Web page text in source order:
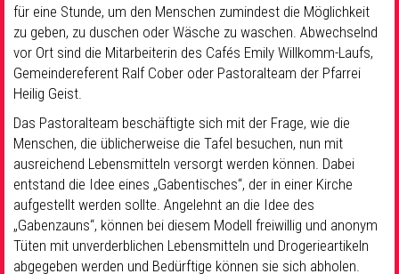
für eine Stunde, um den Menschen zumindest die Möglichkeit
zu geben, zu duschen oder Wäsche zu waschen. Abwechselnd
vor Ort sind die Mitarbeiterin des Cafés Emily Willkomm-Laufs,
Gemeindereferent Ralf Cober oder Pastoralteam der Pfarrei
Heilig Geist.
Das Pastoralteam beschäftigte sich mit der Frage, wie die
Menschen, die üblicherweise die Tafel besuchen, nun mit
ausreichend Lebensmitteln versorgt werden können. Dabei
entstand die Idee eines „Gabentisches“, der in einer Kirche
aufgestellt werden sollte. Angelehnt an die Idee des
„Gabenzauns“, können bei diesem Modell freiwillig und anonym
Tüten mit unverderblichen Lebensmitteln und Drogerieartikeln
abgegeben werden und Bedürftige können sie sich abholen.